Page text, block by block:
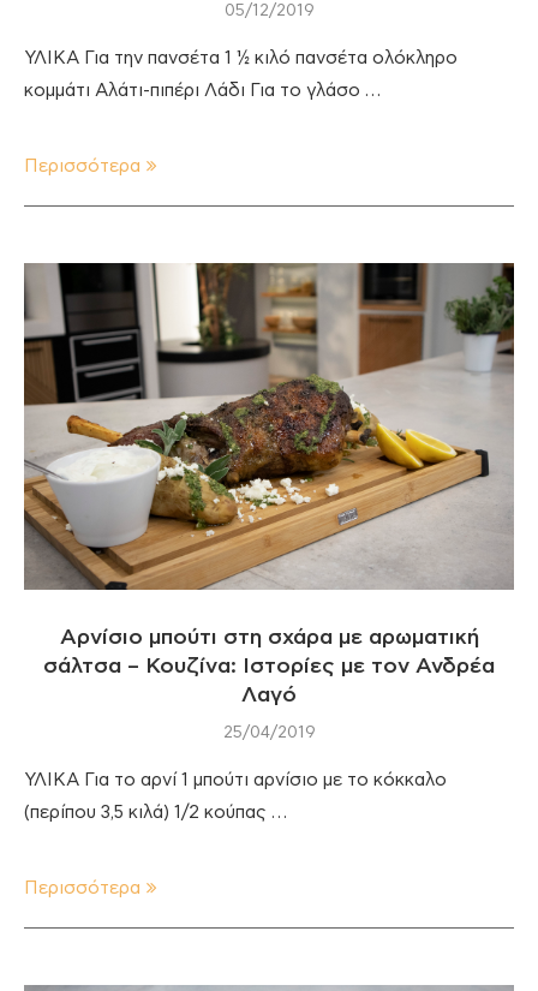
05/12/2019
ΥΛΙΚΑ Για την πανσέτα 1 ½ κιλό πανσέτα ολόκληρο
κομμάτι Αλάτι-πιπέρι Λάδι Για το γλάσο …
Περισσότερα
Αρνίσιο μπούτι στη σχάρα με αρωματική
σάλτσα – Κουζίνα: Ιστορίες με τον Ανδρέα
Λαγό
25/04/2019
ΥΛΙΚΑ Για το αρνί 1 μπούτι αρνίσιο με το κόκκαλο
(περίπου 3,5 κιλά) 1/2 κούπας …
Περισσότερα